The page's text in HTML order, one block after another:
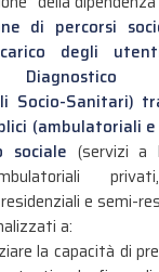
di percorsi
degli utenti
Diagnostico
Socio-Sanitari)
(ambulatoriali
sociale (servizi a
e semi-
a:
la capacità di